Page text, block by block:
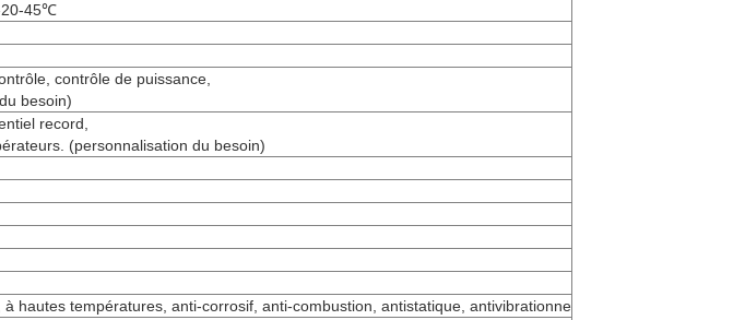
20-45℃
contrôle de puissance,
besoin)
record,
(personnalisation du besoin)
hautes températures, anti-corrosif, anti-combustion, antistatique, antivibrationne